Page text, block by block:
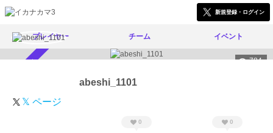
新規登録・ログイン
プレイヤー チーム イベント
784
abeshi_1101
𝕏 ページ
0 0